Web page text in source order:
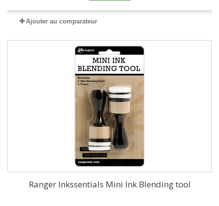
Ajouter au comparateur
Ranger Inkssentials Mini Ink Blending tool